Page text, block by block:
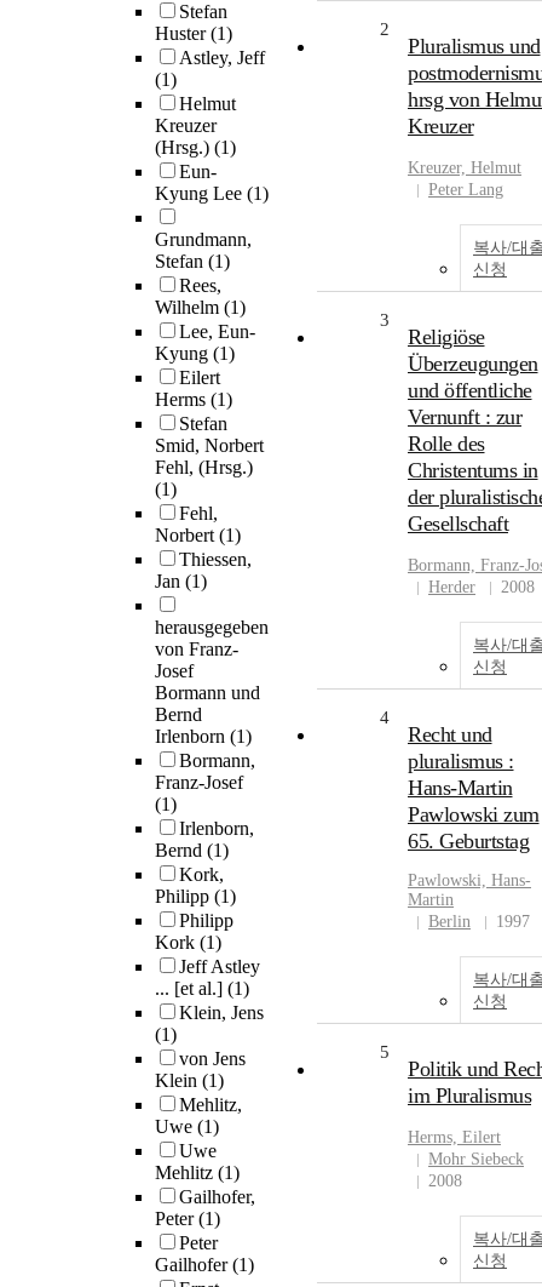
Stefan
Huster(1)
Astley, Jeff
(1)
Helmut
Kreuzer
(Hrsg.) (1)
Eun-
Kyung Lee (1)
Grundmann,
Stefan (1)
Rees,
Wilhelm (1)
Lee, Eun-
Kyung (1)
Eilert
Herms (1)
Stefan
Smid, Norbert
Fehl, (Hrsg.)
(1)
Fehl,
Norbert(1)
Thiessen,
Jan (1)
herausgegeben
von Franz-
Josef
Bormann und
Bernd
Irlenborn (1)
Bormann,
Franz-Josef
(1)
Irlenborn,
Bernd (1)
Kork,
Philipp (1)
Philipp
Kork (1)
Jeff Astley
... [et al.] (1)
Klein, Jens
(1)
von Jens
Klein (1)
Mehlitz,
Uwe (1)
Uwe
Mehlitz (1)
Gailhofer,
Peter(1)
Peter
Gailhofer(1)
2
Pluralismus und
hrsg von
Kreuzer
Kreuzer, Helmut
Peter Lang
복사/대
신청
3
Religiöse
Überzeugungen
und öffentliche
Vernunft : zur
Rolle des
Christentums in
der
Gesellschaft
Bormann, Franz-
Herder
2008
복사/대
신청
4
Recht und
pluralismus :
Hans-Martin
Pawlowski zum
65. Geburtstag
Pawlowski, Hans-
Martin
Berlin
1997
복사/대
신청
5
Politik und
im Pluralismus
Herms, Eilert
Mohr Siebeck
2008
복사/대
신청